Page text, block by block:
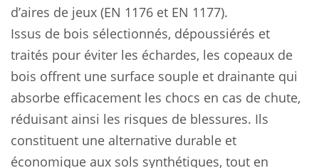
d’aires de jeux (EN 1176 et EN 1177).
Issus de bois sélectionnés, dépoussiérés et
traités pour éviter les échardes, les copeaux de
bois offrent une surface souple et drainante qui
absorbe efficacement les chocs en cas de chute,
réduisant ainsi les risques de blessures. Ils
constituent une alternative durable et
économique aux sols synthétiques, tout en